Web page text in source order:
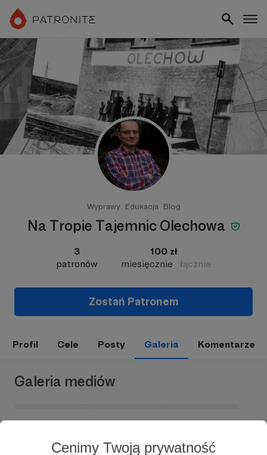
Cenimy Twoją prywatność
Wyprawy Edukacja Blog
Na Tropie Tajemnic Olechowa
3
patronów
100 zł
miesięcznie
łącznie
Zostań Patronem
Profil Cele Posty Galeria Komentarze
Galeria mediów